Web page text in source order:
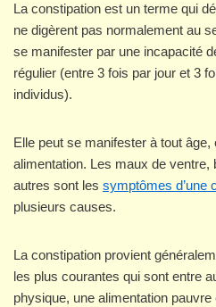
La constipation est un terme qui
ne digèrent pas normalement au
se manifester par une incapacité
régulier (entre 3 fois par jour et 3
individus).
Elle peut se manifester à tout
alimentation. Les maux de
autres sont les symptômes d’une
plusieurs causes.
La constipation provient
les plus courantes qui sont entre
physique, une alimentation